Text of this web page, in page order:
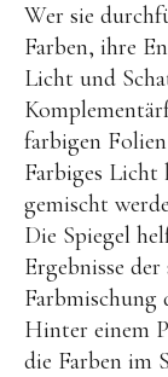
the
Wer sie
Farben, ihre
Licht und
farbigen
Farbiges Licht
gemischt
Die Spiegel
Ergebnisse
Farbmischung
Hinter einem
die Farben im